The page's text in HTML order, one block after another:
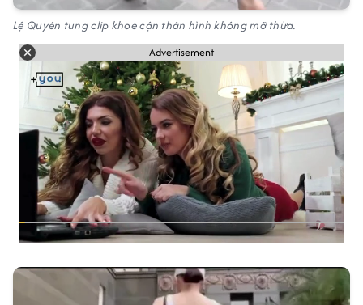
Lệ Quyên tung clip khoe cận thân hình không mỡ thừa.
Advertisement